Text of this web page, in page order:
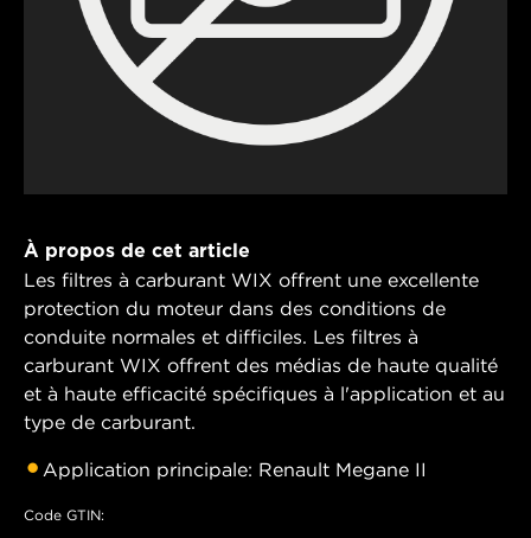
À propos de cet article
Les filtres à carburant WIX offrent une excellente
protection du moteur dans des conditions de
conduite normales et difficiles. Les filtres à
carburant WIX offrent des médias de haute qualité
et à haute efficacité spécifiques à l'application et au
type de carburant.
Application principale: Renault Megane II
Code GTIN: